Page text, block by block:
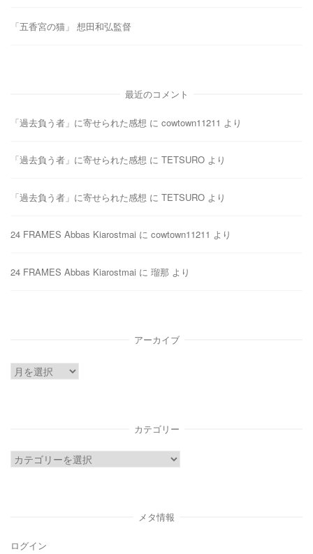
「五香宮の猫」 想田和弘監督
最近のコメント
「過去負う者」に寄せられた感想 に cowtown11211 より
「過去負う者」に寄せられた感想 に TETSURO より
「過去負う者」に寄せられた感想 に TETSURO より
24 FRAMES Abbas Kiarostmai に cowtown11211 より
24 FRAMES Abbas Kiarostmai に 瑠那 より
アーカイブ
ア
カテゴリー
カ
メタ情報
ログイン